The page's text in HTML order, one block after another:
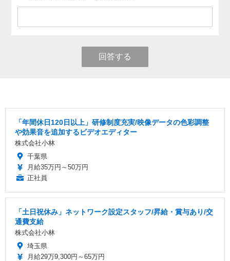
回答する
「年間休日120日以上」研修制度充実/映像データの色彩調整
や効果音を追加するビデオエディター
株式会社小林
千葉県
月給35万円～50万円
正社員
「土日祝休み」ネットワーク設定スタッフ/昇給・賞与あり/交
通費支給
株式会社小林
埼玉県
月給29万9,300円～65万円